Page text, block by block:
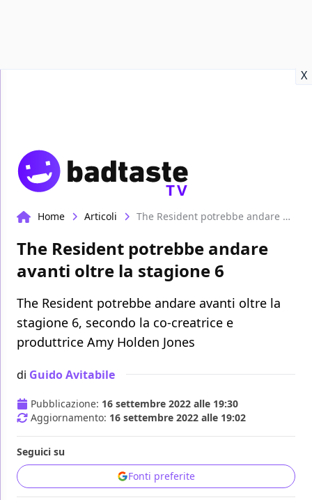
X
TV
Home Articoli The Resident potrebbe andare avanti oltre la stagione 6
The Resident potrebbe andare
avanti oltre la stagione 6
The Resident potrebbe andare avanti oltre la
stagione 6, secondo la co-creatrice e
produttrice Amy Holden Jones
di Guido Avitabile
Pubblicazione: 16 settembre 2022 alle 19:30
Aggiornamento: 16 settembre 2022 alle 19:02
Seguici su
Fonti preferite